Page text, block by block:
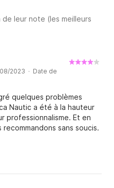
leur note (les meilleurs
2023 · Date de
quelques problèmes
Nautic a été à la hauteur
professionnalisme. Et en
sans soucis.